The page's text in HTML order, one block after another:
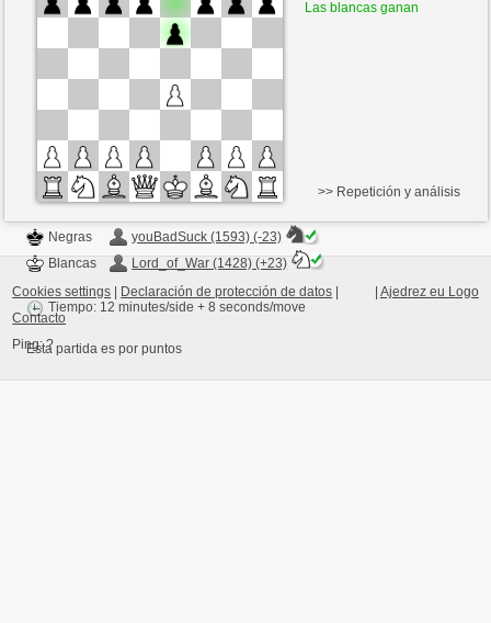
Tiempo: 12 minutes/side + 8 seconds/move
Las blancas ganan
Negras
youBadSuck (1593) (-23)
Blancas
Lord_of_War (1428) (+23)
Tiempo: 12 minutes/side + 8 seconds/move
Esta partida es por puntos
>> Repetición y análisis
Ajedrez eu Logo
Cookies settings Declaración de protección de datos
Contacto
Ping:?